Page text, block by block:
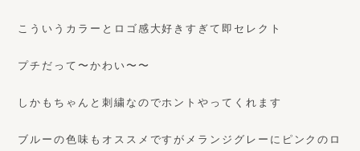
こういうカラーとロゴ感大好きすぎて即セレクト
プチだって〜かわい〜〜
しかもちゃんと刺繍なのでホントやってくれます
ブルーの色味もオススメですがメランジグレーにピンクのロ